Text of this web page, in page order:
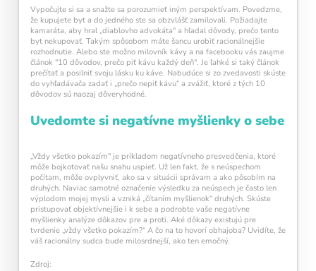
Vypočujte si sa a snažte sa porozumieť iným perspektívam. Povedzme,
že kupujete byt a do jedného ste sa obzvlášť zamilovali. Požiadajte
kamaráta, aby hral „diablovho advokáta" a hľadal dôvody, prečo tento
byt nekupovať. Takým spôsobom máte šancu urobiť racionálnejšie
rozhodnutie. Alebo ste možno milovník kávy a na facebooku vás zaujme
článok "10 dôvodov, prečo piť kávu každý deň". Je ľahké si taký článok
prečítať a posilniť svoju lásku ku káve. Nabudúce si zo zvedavosti skúste
do vyhľadávača zadať i „prečo nepiť kávu“ a zvážiť, ktoré z tých 10
dôvodov sú naozaj dôveryhodné.
Uvedomte si negatívne myšlienky o sebe
„Vždy všetko pokazím" je príkladom negatívneho presvedčenia, ktoré
môže bojkotovať našu snahu uspieť. Už len fakt, že s neúspechom
počítam, môže ovplyvniť, ako sa v situácii správam a ako pôsobím na
druhých. Naviac samotné označenie výsledku za neúspech je často len
výplodom mojej mysli a vzniká „čítaním myšlienok“ druhých. Skúste
pristupovať objektívnejšie i k sebe a podrobte vaše negatívne
myšlienky analýze dôkazov pre a proti. Aké dôkazy existujú pre
tvrdenie „vždy všetko pokazím?“ A čo na to hovorí obhajoba? Uvidíte, že
váš racionálny sudca bude milosrdnejší, ako ten emočný.
Zdroj: